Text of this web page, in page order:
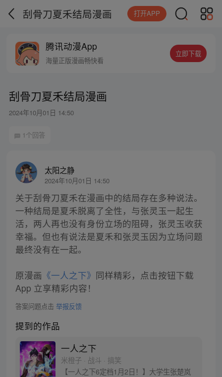
刮骨刀夏禾结局漫画 打开APP
腾讯动漫App
海量正版漫画畅快看
立即下载
刮骨刀夏禾结局漫画
2024年10月01日 14:50
1个回答
太阳之静
2024年10月01日 14:50
关于刮骨刀夏禾在漫画中的结局存在多种说法。
一种结局是夏禾脱离了全性，与张灵玉一起生
活，两人再也没有身份立场的阻碍，张灵玉收获
幸福。但也有说法是夏禾和张灵玉因为立场问题
最终没有在一起。
原漫画 《一人之下》 同样精彩，点击按钮下载
App 立享精彩内容！
答案问题点击 举报反馈
提到的作品
一人之下
米橙子 · 战斗 · 搞笑
【一人之下6定档1月2日！】大学生张楚岚